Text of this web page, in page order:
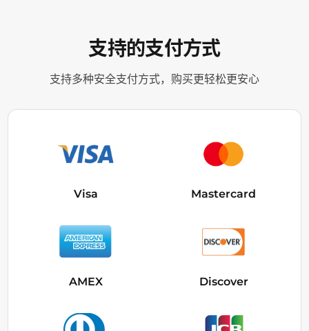
支持的支付方式
支持多种安全支付方式，购买更轻松更安心
Visa Mastercard
AMEX Discover